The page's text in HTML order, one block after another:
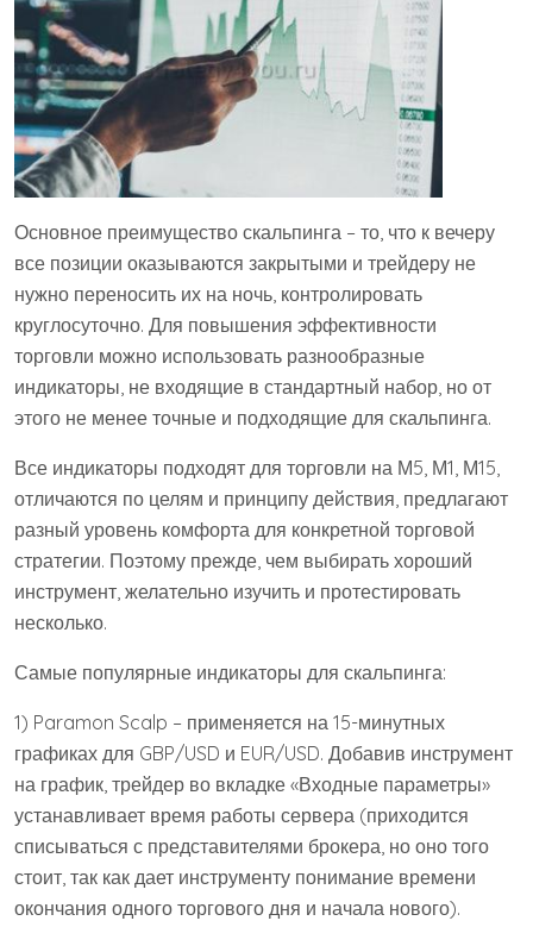
Основное преимущество скальпинга – то, что к вечеру
все позиции оказываются закрытыми и трейдеру не
нужно переносить их на ночь, контролировать
круглосуточно. Для повышения эффективности
торговли можно использовать разнообразные
индикаторы, не входящие в стандартный набор, но от
этого не менее точные и подходящие для скальпинга.
Все индикаторы подходят для торговли на М5, М1, М15,
отличаются по целям и принципу действия, предлагают
разный уровень комфорта для конкретной торговой
стратегии. Поэтому прежде, чем выбирать хороший
инструмент, желательно изучить и протестировать
несколько.
Самые популярные индикаторы для скальпинга:
1) Paramon Scalp – применяется на 15-минутных
графиках для GBP/USD и EUR/USD. Добавив инструмент
на график, трейдер во вкладке «Входные параметры»
устанавливает время работы сервера (приходится
списываться с представителями брокера, но оно того
стоит, так как дает инструменту понимание времени
окончания одного торгового дня и начала нового).